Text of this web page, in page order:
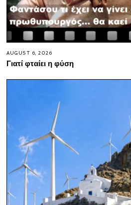
AUGUST 6, 2026
Γιατί φταίει η φύση